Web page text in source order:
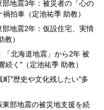
地震3年：被災者の「心の
拍車（定池祐季 助教）
地震2年：仮設住宅、実情
）
北海道地震」から2年 被
く”（定池祐季 助教）
”歴史や文化残したい”多
部地震の被災地支援を続